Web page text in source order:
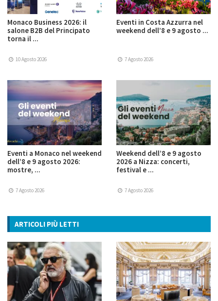
Monaco Business 2026: il
salone B2B del Principato
torna il ...
10 Agosto 2026
Eventi in Costa Azzurra nel
weekend dell’8 e 9 agosto ...
7 Agosto 2026
Eventi a Monaco nel weekend
dell’8 e 9 agosto 2026:
mostre, ...
7 Agosto 2026
Weekend dell’8 e 9 agosto
2026 a Nizza: concerti,
festival e ...
7 Agosto 2026
ARTICOLI PIÙ LETTI